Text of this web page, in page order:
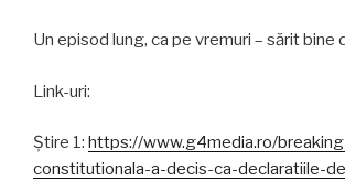
Un episod lung, ca pe vremuri – sărit bine
Link-uri:
Știre 1: https://www.g4media.ro/
constitutionala-a-decis-ca-declaratiile-